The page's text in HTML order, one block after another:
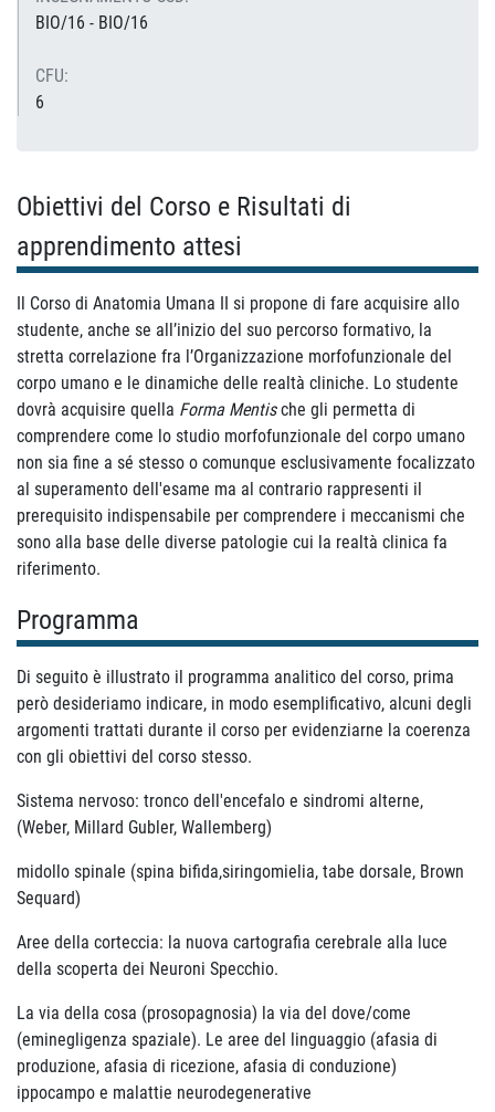
BIO/16 - BIO/16
CFU:
6
Obiettivi del Corso e Risultati di
apprendimento attesi
Il Corso di Anatomia Umana II si propone di fare acquisire allo
studente, anche se all’inizio del suo percorso formativo, la
stretta correlazione fra l’Organizzazione morfofunzionale del
corpo umano e le dinamiche delle realtà cliniche. Lo studente
dovrà acquisire quella Forma Mentische gli permetta di
comprendere come lo studio morfofunzionale del corpo umano
non sia fine a sé stesso o comunque esclusivamente focalizzato
al superamento dell'esame ma al contrario rappresenti il
prerequisito indispensabile per comprendere i meccanismi che
sono alla base delle diverse patologie cui la realtà clinica fa
riferimento.
Programma
Di seguito è illustrato il programma analitico del corso, prima
però desideriamo indicare, in modo esemplificativo, alcuni degli
argomenti trattati durante il corso per evidenziarne la coerenza
con gli obiettivi del corso stesso.
Sistema nervoso: tronco dell'encefalo e sindromi alterne,
(Weber, Millard Gubler, Wallemberg)
midollo spinale (spina bifida,siringomielia, tabe dorsale, Brown
Sequard)
Aree della corteccia: la nuova cartografia cerebrale alla luce
della scoperta dei Neuroni Specchio.
La via della cosa (prosopagnosia) la via del dove/come
(eminegligenza spaziale). Le aree del linguaggio (afasia di
produzione, afasia di ricezione, afasia di conduzione)
ippocampo e malattie neurodegenerative